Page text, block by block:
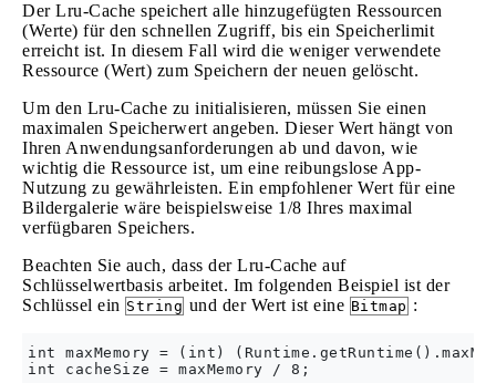
Der Lru-Cache speichert alle hinzugefügten Ressourcen
(Werte) für den schnellen Zugriff, bis ein Speicherlimit
erreicht ist. In diesem Fall wird die weniger verwendete
Ressource (Wert) zum Speichern der neuen gelöscht.
Um den Lru-Cache zu initialisieren, müssen Sie einen
maximalen Speicherwert angeben. Dieser Wert hängt von
Ihren Anwendungsanforderungen ab und davon, wie
wichtig die Ressource ist, um eine reibungslose App-
Nutzung zu gewährleisten. Ein empfohlener Wert für eine
Bildergalerie wäre beispielsweise 1/8 Ihres maximal
verfügbaren Speichers.
Beachten Sie auch, dass der Lru-Cache auf
Schlüsselwertbasis arbeitet. Im folgenden Beispiel ist der
Schlüssel ein String und der Wert ist eine Bitmap :
int maxMemory = (int)
int cacheSize = maxMemory / 8;